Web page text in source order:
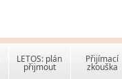
LETOS: plán
přijmout
Přijímací
zkouška